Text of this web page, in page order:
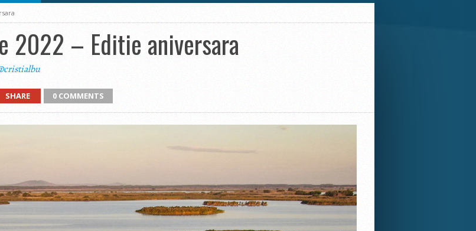
2022 – Editie aniversara
SHARE 0 COMMENTS